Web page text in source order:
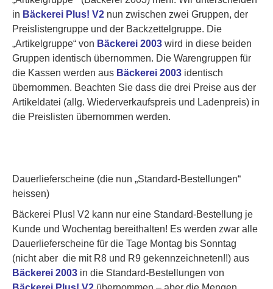
in Bäckerei Plus! V2 nun zwischen zwei Gruppen, der
Preislistengruppe und der Backzettelgruppe. Die
„Artikelgruppe“ von Bäckerei 2003 wird in diese beiden
Gruppen identisch übernommen. Die Warengruppen für
die Kassen werden aus Bäckerei 2003 identisch
übernommen. Beachten Sie dass die drei Preise aus der
Artikeldatei (allg. Wiederverkaufspreis und Ladenpreis) in
die Preislisten übernommen werden.
Dauerlieferscheine (die nun „Standard-Bestellungen“
heissen)
Bäckerei Plus! V2 kann nur eine Standard-Bestellung je
Kunde und Wochentag bereithalten! Es werden zwar alle
Dauerlieferscheine für die Tage Montag bis Sonntag
(nicht aber die mit R8 und R9 gekennzeichneten!!) aus
Bäckerei 2003 in die Standard-Bestellungen von